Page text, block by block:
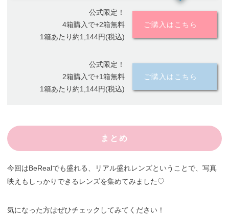
公式限定！
4箱購入で+2箱無料
1箱あたり約1,144円(税込)
ご購入はこちら
公式限定！
2箱購入で+1箱無料
1箱あたり約1,144円(税込)
ご購入はこちら
まとめ
今回はBeRealでも盛れる、リアル盛れレンズということで、写真
映えもしっかりできるレンズを集めてみました♡
気になった方はぜひチェックしてみてください！